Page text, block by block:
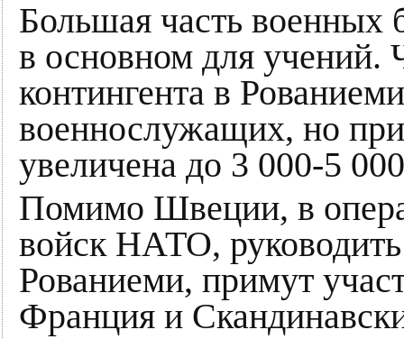
Большая часть военных
в основном для учений.
контингента в
военнослужащих, но
увеличена до 3 000-5
Помимо Швеции, в
войск НАТО,
Рованиеми, примут
Франция и